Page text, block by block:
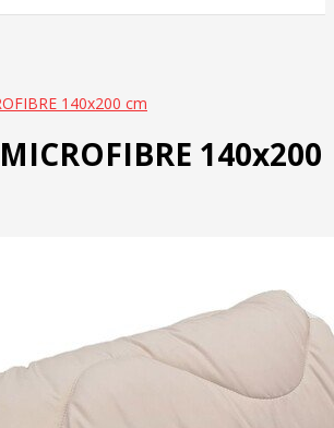
140x200 cm
140x200